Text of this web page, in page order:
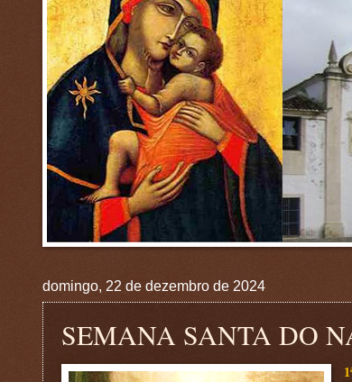
domingo, 22 de dezembro de 2024
SEMANA SANTA DO